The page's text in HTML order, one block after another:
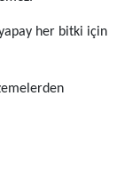
her bitki için